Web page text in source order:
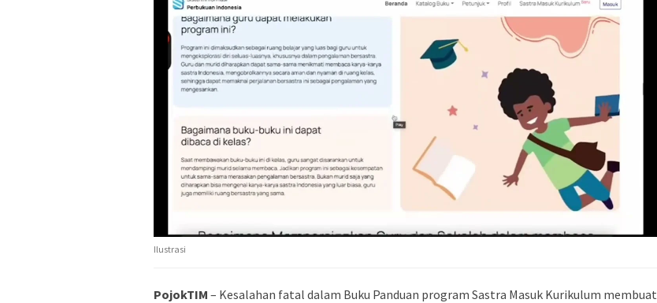
Ilustrasi
PojokTIM – Kesalahan fatal dalam Buku Panduan program Sastra Masuk Kurikulum membuat